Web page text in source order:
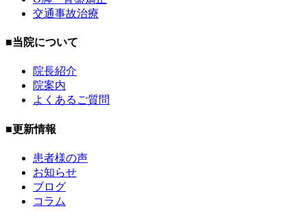
交通事故治療
■当院について
院長紹介
院案内
よくあるご質問
■更新情報
患者様の声
お知らせ
ブログ
コラム